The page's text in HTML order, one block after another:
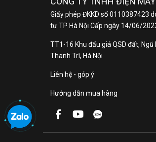
Giấy phép ĐKKD số 0110387423
tư TP Hà Nội Cấp ngày 14/06/
TT1-16 Khu đấu giá QSD đất, Ngũ
Thanh Trì, Hà Nội
Liên hệ - góp ý
Hướng dẫn mua hàng